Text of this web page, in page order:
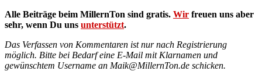
Alle Beiträge beim MillernTon sind gratis. Wir freuen uns aber
sehr, wenn Du uns unterstützt.
Das Verfassen von Kommentaren ist nur nach Registrierung
möglich. Bitte bei Bedarf eine E-Mail mit Klarnamen und
gewünschtem Username an Maik@MillernTon.de schicken.